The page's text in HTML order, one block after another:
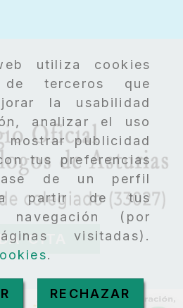
utiliza cookies
terceros que
la usabilidad
analizar el uso
publicidad
tus preferencias
de un perfil
a partir de tus
(por
visitadas).
.
RECHAZAR
CITA